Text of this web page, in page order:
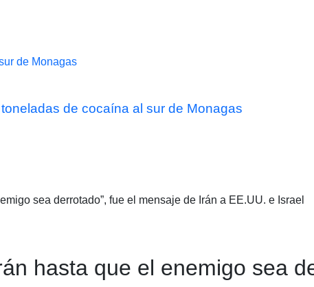
de cocaína al sur de Monagas
sea derrotado”, fue el mensaje de Irán a EE.UU. e Israel
hasta que el enemigo sea